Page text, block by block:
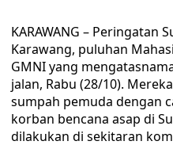
KARAWANG – Peringatan
Karawang, puluhan
GMNI yang
jalan, Rabu (28/10).
sumpah pemuda dengan
korban bencana asap di
dilakukan di sekitaran